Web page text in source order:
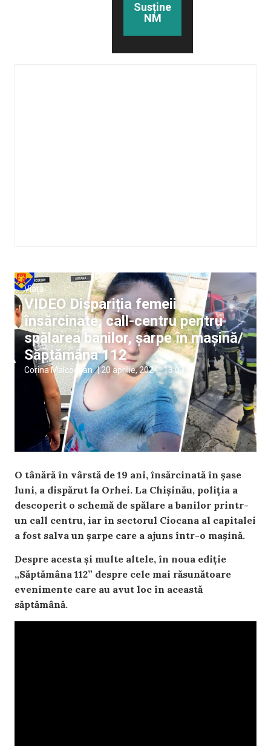
Susține
NM
Viață
VIDEO Dispariția femeii
însărcinate, call-centru pentru
spălarea banilor, șarpe în mașină/
Săptămâna 112
Corina Malcocean | 20 aprilie, 2024 13:03
O tânără în vârstă de 19 ani, însărcinată în șase
luni, a dispărut la Orhei. La Chișinău, poliția a
descoperit o schemă de spălare a banilor printr-
un call centru, iar în sectorul Ciocana al capitalei
a fost salva un șarpe care a ajuns într-o mașină.
Despre acesta și multe altele, în noua ediție
„Săptămâna 112” despre cele mai răsunătoare
evenimente care au avut loc în această
săptămână.